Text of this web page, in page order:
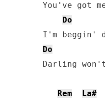
You've got
Do
Do
Darling
Rem
La#